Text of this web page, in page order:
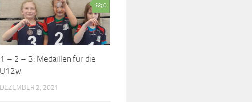
0
1 – 2 – 3: Medaillen für die
U12w
DEZEMBER 2, 2021